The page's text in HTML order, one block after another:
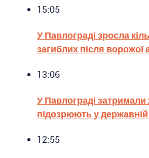
15:05
У Павлограді зросла
загиблих після ворожої
13:06
У Павлограді затримали
підозрюють у державній
12:55